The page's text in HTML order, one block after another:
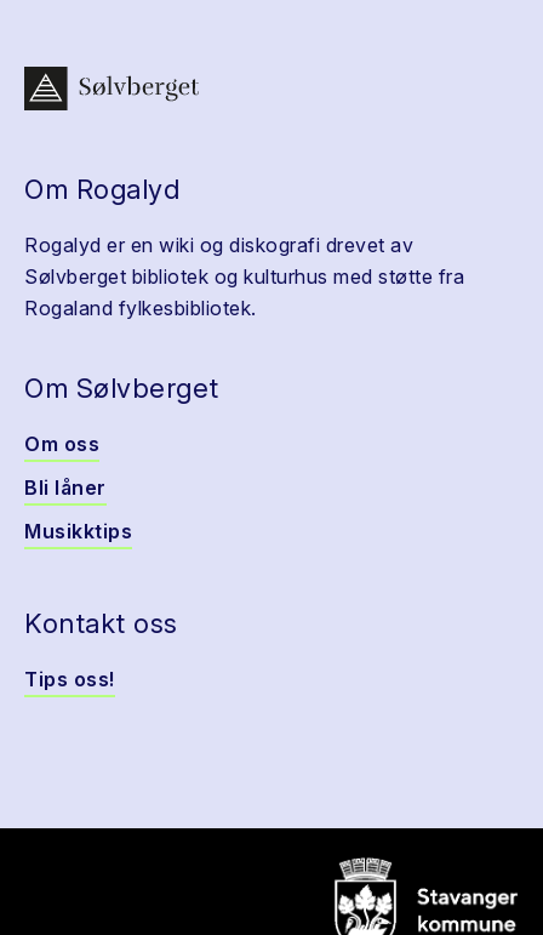
Om Rogalyd
Rogalyd er en wiki og diskografi drevet av
Sølvberget bibliotek og kulturhus med støtte fra
Rogaland fylkesbibliotek.
Om Sølvberget
Om oss
Bli låner
Musikktips
Kontakt oss
Tips oss!